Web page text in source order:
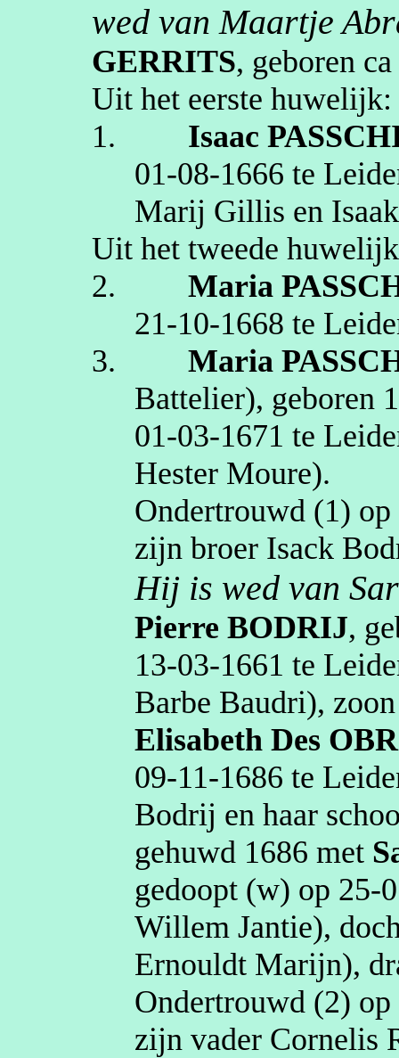
wed van Maartje
GERRITS, geboren
Uit het eerste huwelijk:
1.
Isaac
01‑08‑1666 te
Marij Gillis en
Uit het tweede
2.
Maria
21‑10‑1668 te
3.
Maria
Battelier), geboren
01‑03‑1671 te
Hester Moure).
Ondertrouwd (1) op
zijn broer Isack
Hij is wed van
Pierre BODRIJ,
13‑03‑1661 te
Barbe Baudri),
Elisabeth Des
09‑11‑1686 te
Bodrij en haar
gehuwd 1686 met
gedoopt (w) op
WillemJantie),
Ernouldt Marijn),
Ondertrouwd (2) op
zijn vader Cornelis